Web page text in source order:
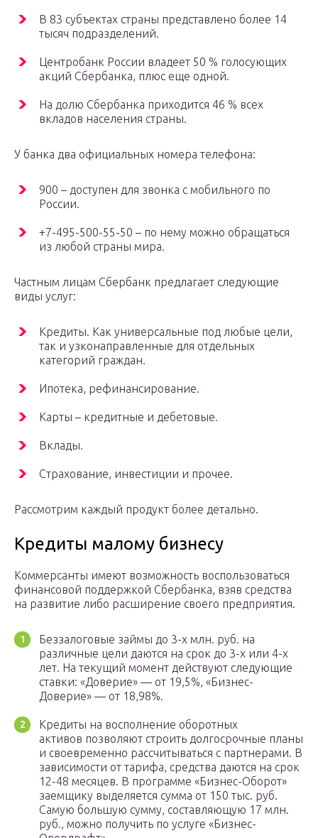
В 83 субъектах страны представлено более 14
тысяч подразделений.
Центробанк России владеет 50 % голосующих
акций Сбербанка, плюс еще одной.
На долю Сбербанка приходится 46 % всех
вкладов населения страны.
У банка два официальных номера телефона:
900 – доступен для звонка с мобильного по
России.
+7-495-500-55-50 – по нему можно обращаться
из любой страны мира.
Частным лицам Сбербанк предлагает следующие
виды услуг:
Кредиты. Как универсальные под любые цели,
так и узконаправленные для отдельных
категорий граждан.
Ипотека, рефинансирование.
Карты – кредитные и дебетовые.
Вклады.
Страхование, инвестиции и прочее.
Рассмотрим каждый продукт более детально.
Кредиты малому бизнесу
Коммерсанты имеют возможность воспользоваться
финансовой поддержкой Сбербанка, взяв средства
на развитие либо расширение своего предприятия.
Беззалоговые займы до 3-х млн. руб. на
различные цели даются на срок до 3-х или 4-х
лет. На текущий момент действуют следующие
ставки: «Доверие» — от 19,5%, «Бизнес-
Доверие» — от 18,98%.
Кредиты на восполнение оборотных
активов позволяют строить долгосрочные планы
и своевременно рассчитываться с партнерами. В
зависимости от тарифа, средства даются на срок
12-48 месяцев. В программе «Бизнес-Оборот»
заемщику выделяется сумма от 150 тыс. руб.
Самую большую сумму, составляющую 17 млн.
руб., можно получить по услуге «Бизнес-